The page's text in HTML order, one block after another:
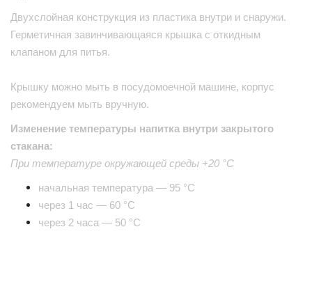
Двухслойная конструкция из пластика внутри и снаружи.
Герметичная завинчивающаяся крышка с откидным
клапаном для питья.
Крышку можно мыть в посудомоечной машине, корпус
рекомендуем мыть вручную.
Изменение температуры напитка внутри закрытого
стакана:
При температуре окружающей среды +20 °С
начальная температура — 95 °С
через 1 час — 60 °С
через 2 часа — 50 °С